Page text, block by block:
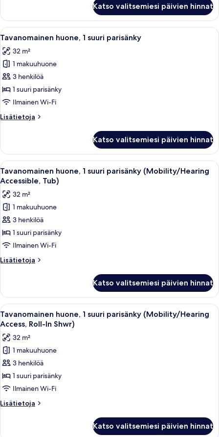
2
keskisuurta
parisänkyä
Katso valitsemiesi päivien hinnat
Avaa
kaikki
huonetyypin
Tavanomainen
huone,
1
suuri
kuvat
Hotellihuone, jossa on suuri sänky,
5
Tavanomainen huone, 1 suuri parisänky
32 m²
1 makuuhuone
3 henkilöä
1 suuri parisänky
Ilmainen Wi-Fi
Lisätietoja
Lisätietoja
1
suuri
parisänky
Katso valitsemiesi päivien hinnat
Avaa
kaikki
huonetyypin
Tavanomainen
huone,
1
suuri
parisänky
(Mobility/Hearing
Accessible,
kuvat
Hotellihuone, jossa on suuri sänky,
6
Tavanomainen huone, 1 suuri parisänky (Mobility/Hearing
Accessible, Tub)
32 m²
1 makuuhuone
3 henkilöä
1 suuri parisänky
Ilmainen Wi-Fi
Lisätietoja
Lisätietoja
1
suuri
parisänky
(Mobility/Hearing
Accessible,
Tub)
Katso valitsemiesi päivien hinnat
Avaa
kaikki
huonetyypin
Tavanomainen
huone,
1
suuri
parisänky
(Mobility/Hearing
Access,
In
Hotellihuone, jossa on suuri sänky,
7
Tavanomainen huone, 1 suuri parisänky (Mobility/Hearing
Access, Roll-In Shwr)
32 m²
1 makuuhuone
3 henkilöä
1 suuri parisänky
Ilmainen Wi-Fi
Lisätietoja
Lisätietoja
Katso valitsemiesi päivien hinnat